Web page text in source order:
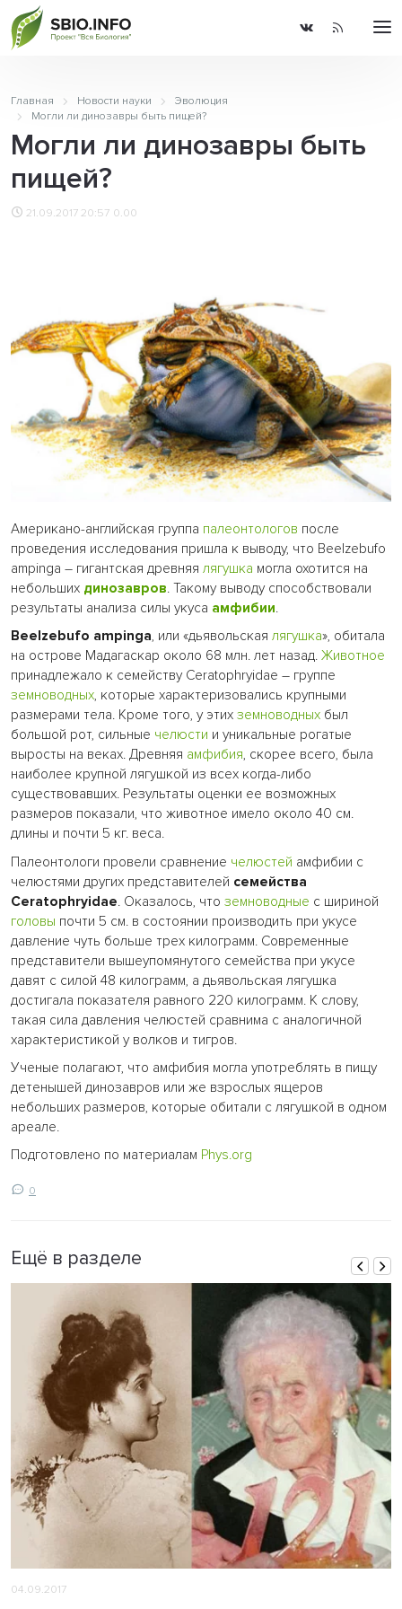
Главная Новости науки
Эволюция
Могли ли динозавры быть пищей?
Могли ли динозавры быть
пищей?
21.09.2017 20:57 0.00
Американо-английская группа палеонтологов после
проведения исследования пришла к выводу, что Beelzebufo
ampinga – гигантская древняя лягушка могла охотится на
небольших динозавров. Такому выводу способствовали
результаты анализа силы укуса амфибии.
Beelzebufo ampinga, или «дьявольская лягушка», обитала
на острове Мадагаскар около 68 млн. лет назад. Животное
принадлежало к семейству Ceratophryidae – группе
земноводных, которые характеризовались крупными
размерами тела. Кроме того, у этих земноводных был
большой рот, сильные челюсти и уникальные рогатые
выросты на веках. Древняя амфибия, скорее всего, была
наиболее крупной лягушкой из всех когда-либо
существовавших. Результаты оценки ее возможных
размеров показали, что животное имело около 40 см.
длины и почти 5 кг. веса.
Палеонтологи провели сравнение челюстей амфибии с
челюстями других представителей семейства
Ceratophryidae. Оказалось, что земноводные с шириной
головы почти 5 см. в состоянии производить при укусе
давление чуть больше трех килограмм. Современные
представители вышеупомянутого семейства при укусе
давят с силой 48 килограмм, а дьявольская лягушка
достигала показателя равного 220 килограмм. К слову,
такая сила давления челюстей сравнима с аналогичной
характеристикой у волков и тигров.
Ученые полагают, что амфибия могла употреблять в пищу
детенышей динозавров или же взрослых ящеров
небольших размеров, которые обитали с лягушкой в одном
ареале.
Подготовлено по материалам Phys.org
0
Ещё в разделе
04.09.2017